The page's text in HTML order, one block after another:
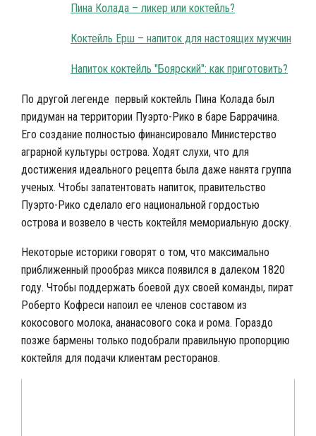
Пина Колада – ликер или коктейль?
Коктейль Ерш – напиток для настоящих мужчин
Напиток коктейль "Боярский": как приготовить?
По другой легенде первый коктейль Пина Колада был
придуман на территории Пуэрто-Рико в баре Баррачина.
Его создание полностью финансировало Министерство
аграрной культуры острова. Ходят слухи, что для
достижения идеального рецепта была даже нанята группа
ученых. Чтобы запатентовать напиток, правительство
Пуэрто-Рико сделало его национальной гордостью
острова и возвело в честь коктейля мемориальную доску.
Некоторые историки говорят о том, что максимально
приближенный прообраз микса появился в далеком 1820
году. Чтобы поддержать боевой дух своей команды, пират
Роберто Кофреси напоил ее членов составом из
кокосового молока, ананасового сока и рома. Гораздо
позже бармены только подобрали правильную пропорцию
коктейля для подачи клиентам ресторанов.